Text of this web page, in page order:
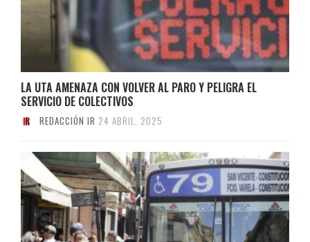
LA UTA AMENAZA CON VOLVER AL PARO Y PELIGRA EL
SERVICIO DE COLECTIVOS
REDACCIÓN IR 24 ABRIL, 2025